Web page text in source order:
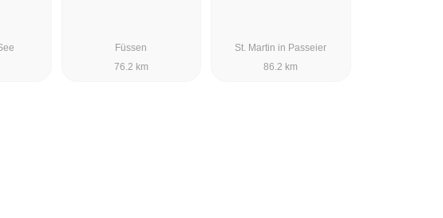
Füssen
76.2 km
St. Martin in Passeier
86.2 km